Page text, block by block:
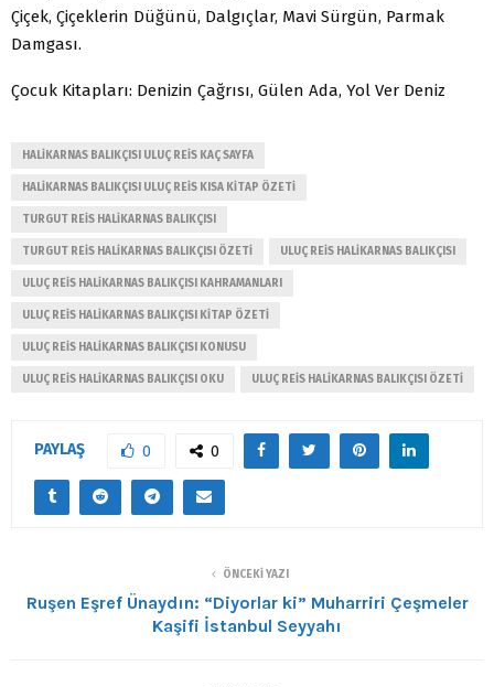
Çiçek, Çiçeklerin Düğünü, Dalgıçlar, Mavi Sürgün, Parmak
Damgası.
Çocuk Kitapları: Denizin Çağrısı, Gülen Ada, Yol Ver Deniz
HALIKARNAS BALIKÇISI ULUÇ REIS KAÇ SAYFA
HALIKARNAS BALIKÇISI ULUÇ REIS KISA KITAP ÖZETI
TURGUT REIS HALIKARNAS BALIKÇISI
TURGUT REIS HALIKARNAS BALIKÇISI ÖZETI ULUÇ REIS HALIKARNAS BALIKÇISI
ULUÇ REIS HALIKARNAS BALIKÇISI KAHRAMANLARI
ULUÇ REIS HALIKARNAS BALIKÇISI KITAP ÖZETI
ULUÇ REIS HALIKARNAS BALIKÇISI KONUSU
ULUÇ REIS HALIKARNAS BALIKÇISI OKU ULUÇ REIS HALIKARNAS BALIKÇISI ÖZETI
PAYLAŞ 0 0
ÖNCEKI YAZI
Ruşen Eşref Ünaydın: “Diyorlar ki” Muharriri Çeşmeler
Kaşifi İstanbul Seyyahı